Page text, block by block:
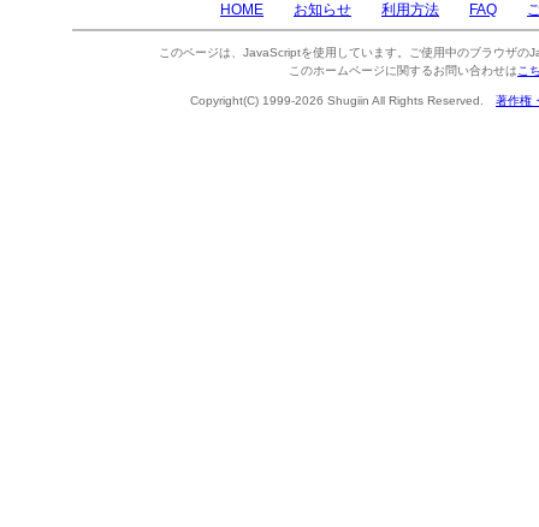
HOME お知らせ 利用方法 FAQ
このページは、JavaScriptを使用しています。ご使用中のブラウザの
このホームページに関するお問い合わせは こ
Copyright(C) 1999-2026 Shugiin All Rights Reserved. 著作権